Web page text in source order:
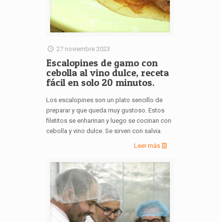
27 noviembre 2023
Escalopines de gamo con
cebolla al vino dulce, receta
fácil en solo 20 minutos.
Los escalopines son un plato sencillo de
preparar y que queda muy gustoso. Estos
filetitos se enharinan y luego se cocinan con
cebolla y vino dulce. Se sirven con salvia.
Leer más